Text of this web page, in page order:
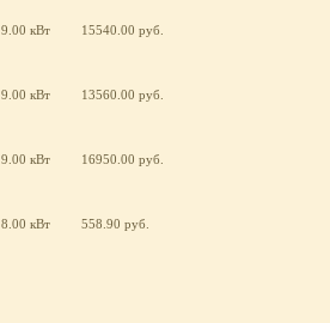
9.00 кВт 15540.00 руб.
9.00 кВт 13560.00 руб.
9.00 кВт 16950.00 руб.
8.00 кВт 558.90 руб.